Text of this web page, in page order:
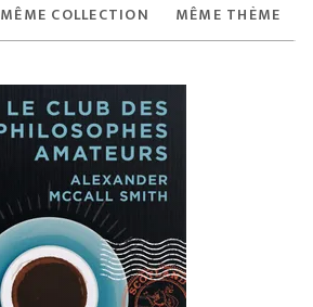
MÊME COLLECTION MÊME THÈME